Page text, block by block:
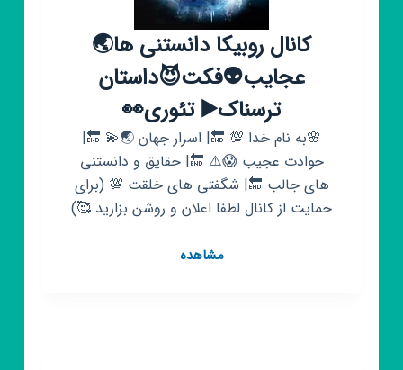
کانال روبیکا دانستنی ها🌏
عجایب👽فکت😈داستان
ترسناک▶️ تئوری👀
🌸به نام خدا 💯 🔚| اسرار جهان 🌏💫 🔚|
حوادث عجیب 😱⚠️ 🔚| حقایق و دانستنی
های جالب 🔚| شگفتی های خلقت 💯 (برای
حمایت از کانال لطفا اعلان و روشن بزارید 🥰)
مشاهدهکانال